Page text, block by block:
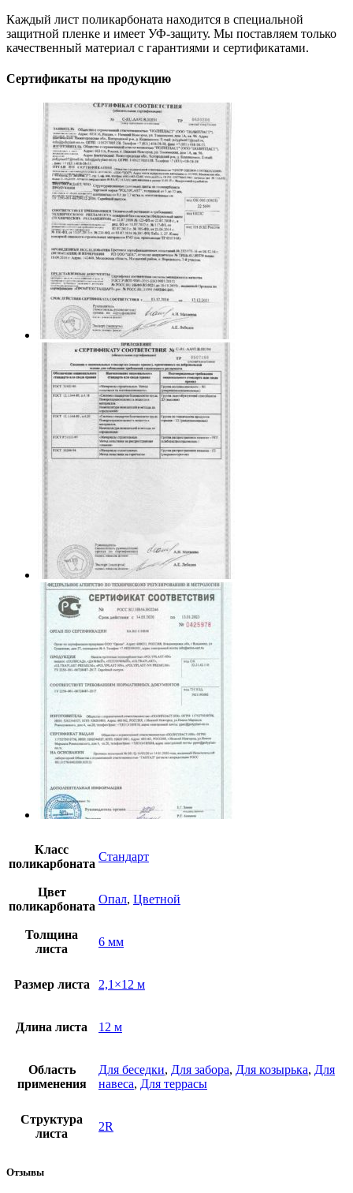
Каждый лист поликарбоната находится в специальной
защитной пленке и имеет УФ-защиту. Мы поставляем только
качественный материал с гарантиями и сертификатами.
Сертификаты на продукцию
Класс
поликарбоната
Стандарт
Цвет
поликарбоната
Опал, Цветной
Толщина
листа
6 мм
Размер листа 2,1×12 м
Длина листа 12 м
Область
применения
Для беседки, Для забора, Для козырька, Для
навеса, Для террасы
Структура
листа
2R
Отзывы